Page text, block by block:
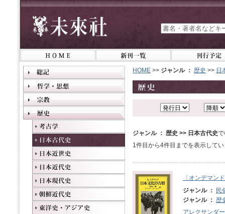
HOME >> ジャンル ： 歴史 >> 日
ジャンル ： 歴史 >> 日本古代史
1件目から4件目までを表示して
〔オンデマン
ジャンル ：
民
ジャンル ： 歴
アレクサンダ